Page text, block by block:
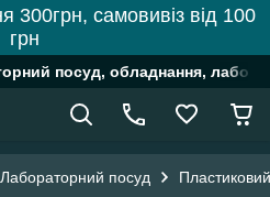
300грн, самовивіз від 100
грн
посуд, обладнання,
Лабораторний посуд